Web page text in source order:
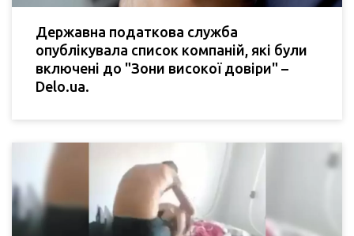
Державна податкова служба
опублікувала список компаній, які були
включені до "Зони високої довіри" –
Delo.ua.